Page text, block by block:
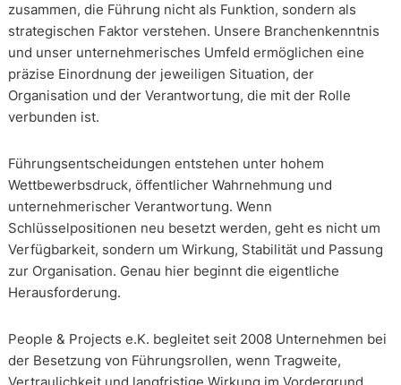
zusammen, die Führung nicht als Funktion, sondern als
strategischen Faktor verstehen. Unsere Branchenkenntnis
und unser unternehmerisches Umfeld ermöglichen eine
präzise Einordnung der jeweiligen Situation, der
Organisation und der Verantwortung, die mit der Rolle
verbunden ist.
Führungsentscheidungen entstehen unter hohem
Wettbewerbsdruck, öffentlicher Wahrnehmung und
unternehmerischer Verantwortung. Wenn
Schlüsselpositionen neu besetzt werden, geht es nicht um
Verfügbarkeit, sondern um Wirkung, Stabilität und Passung
zur Organisation. Genau hier beginnt die eigentliche
Herausforderung.
People & Projects e.K. begleitet seit 2008 Unternehmen bei
der Besetzung von Führungsrollen, wenn Tragweite,